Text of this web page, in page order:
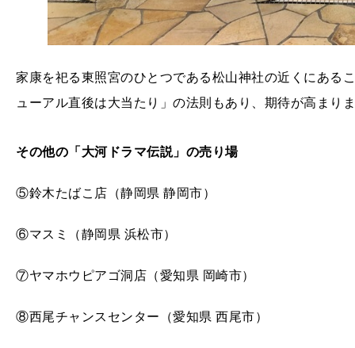
家康を祀る東照宮のひとつである松山神社の近くにある
ューアル直後は大当たり」の法則もあり、期待が高まり
その他の「大河ドラマ伝説」の売り場
⑤鈴木たばこ店（静岡県 静岡市）
⑥マスミ（静岡県 浜松市）
⑦ヤマホウピアゴ洞店（愛知県 岡崎市）
⑧西尾チャンスセンター（愛知県 西尾市）